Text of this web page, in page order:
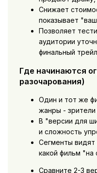
Снижает
показывает
Позволяет
аудитории
финальный
Где начинаются
разочарования)
Один и тот же
жанры -
В "версии для
и сложность
Сегменты видят
какой фильм
Сравните 2-3